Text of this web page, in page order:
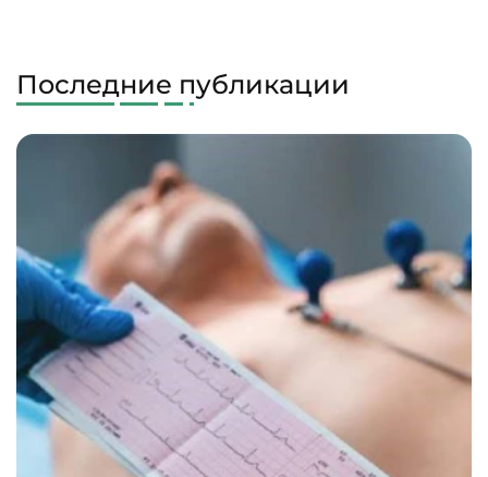
Последние публикации